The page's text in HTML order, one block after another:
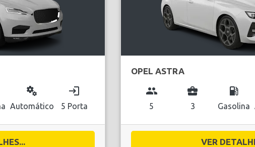
miscellaneous_services
Automático
login
5 Porta
OPEL ASTRA
group
5
business_center
3
local_gas_station
Gasolina
VER